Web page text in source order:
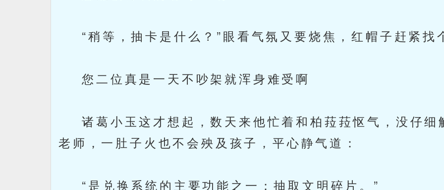
“稍等，抽卡是什么？”眼看气氛又要烧焦，红帽子赶紧找
您二位真是一天不吵架就浑身难受啊
诸葛小玉这才想起，数天来他忙着和柏菈菈怄气，没仔细
老师，一肚子火也不会殃及孩子，平心静气道：
“是兑换系统的主要功能之一：抽取文明碎片。”